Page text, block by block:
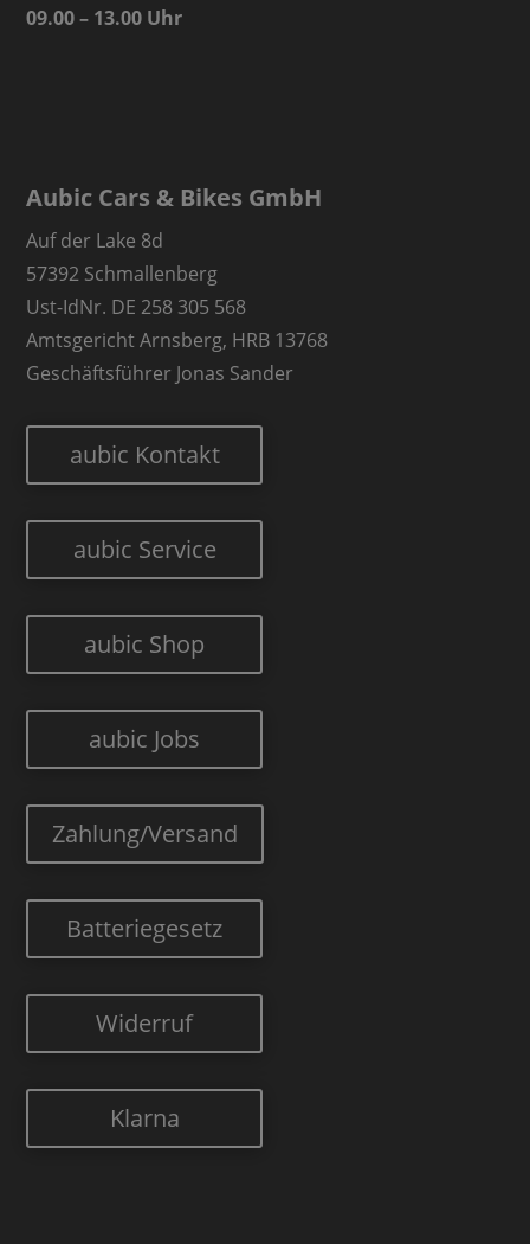
09.00 – 13.00 Uhr
Aubic Cars & Bikes GmbH
Auf der Lake 8d
57392 Schmallenberg
Ust-IdNr. DE 258 305 568
Amtsgericht Arnsberg, HRB 13768
Geschäftsführer Jonas Sander
aubic Kontakt
aubic Service
aubic Shop
aubic Jobs
Zahlung/Versand
Batteriegesetz
Widerruf
Klarna